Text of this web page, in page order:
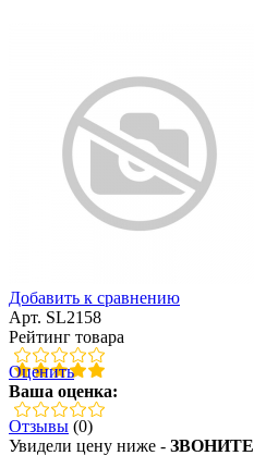
Добавить к сравнению
Арт. SL2158
Рейтинг товара
Оценить
Ваша оценка:
Отзывы (0)
Увидели цену ниже - ЗВОНИТЕ